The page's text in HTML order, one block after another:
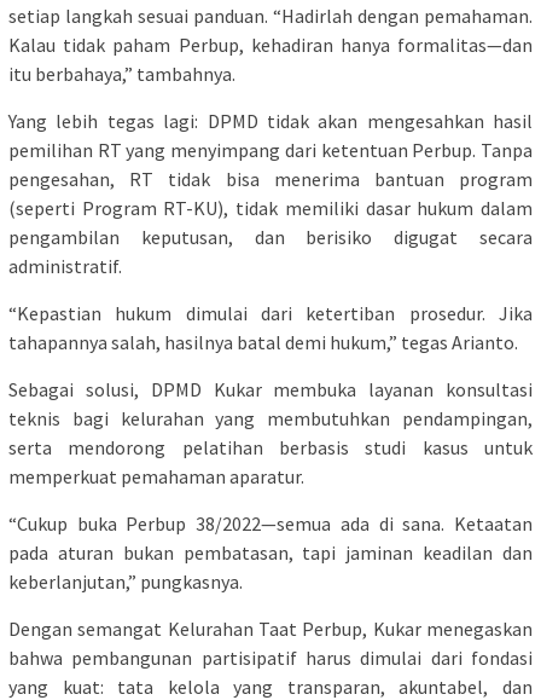
setiap langkah sesuai panduan. “Hadirlah dengan pemahaman.
Kalau tidak paham Perbup, kehadiran hanya formalitas—dan
itu berbahaya,” tambahnya.
Yang lebih tegas lagi: DPMD tidak akan mengesahkan hasil
pemilihan RT yang menyimpang dari ketentuan Perbup. Tanpa
pengesahan, RT tidak bisa menerima bantuan program
(seperti Program RT-KU), tidak memiliki dasar hukum dalam
pengambilan keputusan, dan berisiko digugat secara
administratif.
“Kepastian hukum dimulai dari ketertiban prosedur. Jika
tahapannya salah, hasilnya batal demi hukum,” tegas Arianto.
Sebagai solusi, DPMD Kukar membuka layanan konsultasi
teknis bagi kelurahan yang membutuhkan pendampingan,
serta mendorong pelatihan berbasis studi kasus untuk
memperkuat pemahaman aparatur.
“Cukup buka Perbup 38/2022—semua ada di sana. Ketaatan
pada aturan bukan pembatasan, tapi jaminan keadilan dan
keberlanjutan,” pungkasnya.
Dengan semangat Kelurahan Taat Perbup, Kukar menegaskan
bahwa pembangunan partisipatif harus dimulai dari fondasi
yang kuat: tata kelola yang transparan, akuntabel, dan